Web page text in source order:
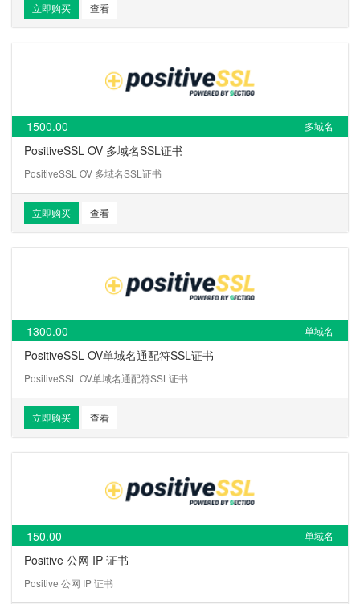
立即购买 查看
1500.00 多域名
PositiveSSL OV 多域名SSL证书
PositiveSSL OV 多域名SSL证书
立即购买 查看
1300.00 单域名
PositiveSSL OV单域名通配符SSL证书
PositiveSSL OV单域名通配符SSL证书
立即购买 查看
150.00 单域名
Positive 公网 IP 证书
Positive 公网 IP 证书